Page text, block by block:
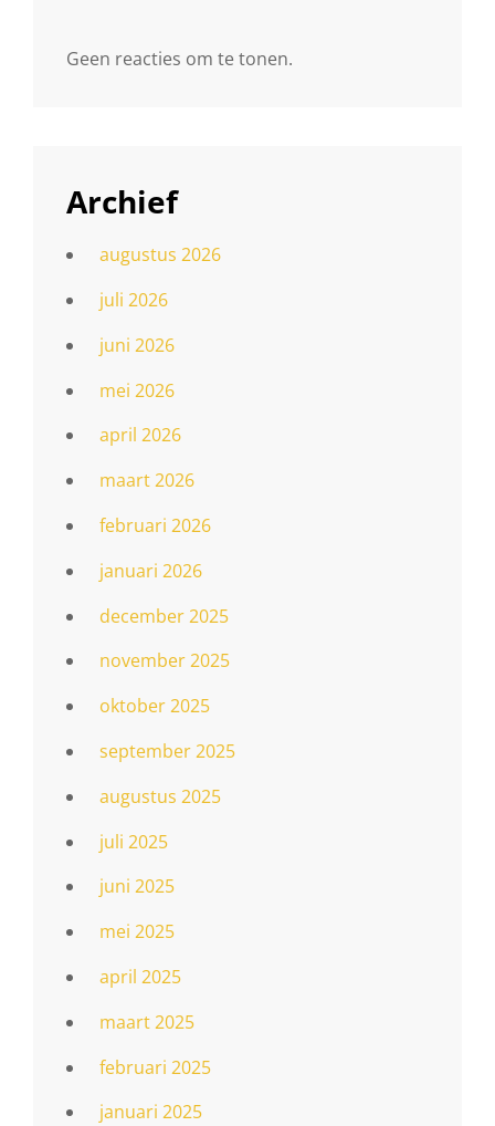
Geen reacties om te tonen.
Archief
augustus 2026
juli 2026
juni 2026
mei 2026
april 2026
maart 2026
februari 2026
januari 2026
december 2025
november 2025
oktober 2025
september 2025
augustus 2025
juli 2025
juni 2025
mei 2025
april 2025
maart 2025
februari 2025
januari 2025